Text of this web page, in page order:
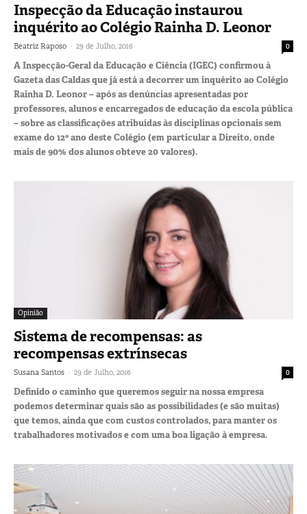
Inspecção da Educação instaurou
inquérito ao Colégio Rainha D. Leonor
Beatriz Raposo - 29 de Julho, 2016 0
A Inspecção-Geral da Educação e Ciência (IGEC) confirmou à
Gazeta das Caldas que já está a decorrer um inquérito ao Colégio
Rainha D. Leonor – após as denúncias apresentadas por
professores, alunos e encarregados de educação da escola pública
– sobre as classificações atribuídas às disciplinas opcionais sem
exame do 12º ano deste Colégio (em particular a Direito, onde
mais de 90% dos alunos obteve 20 valores).
Opinião
Sistema de recompensas: as
recompensas extrínsecas
Susana Santos - 29 de Julho, 2016 0
Definido o caminho que queremos seguir na nossa empresa
podemos determinar quais são as possibilidades (e são muitas)
que temos, ainda que com custos controlados, para manter os
trabalhadores motivados e com uma boa ligação à empresa.